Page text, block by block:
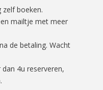
zelf boeken.
mailtje met meer
de betaling. Wacht
4u reserveren,